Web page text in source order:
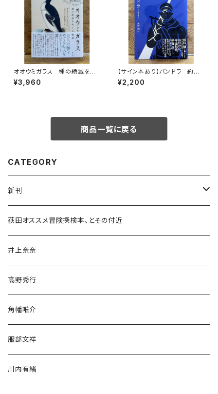
オオウミガラス 種の絶滅をめ
ぐる物語
¥3,960
【サイン本あり】パンドラ 約束
の頂
¥2,200
商品一覧に戻る
CATEGORY
新刊
和書
文学・小説・物語
随筆・ノンフィクション・その他
荻田オススメ冒険探検本、とその付近
井上奈奈
高野秀行
角幡唯介
服部文祥
川内有緒